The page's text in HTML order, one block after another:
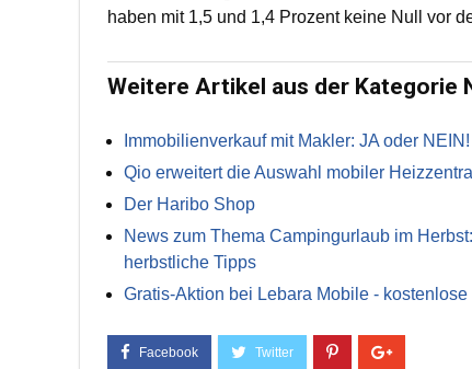
haben mit 1,5 und 1,4 Prozent keine Null vor
Weitere Artikel aus der Kategorie
Immobilienverkauf mit Makler: JA oder NEIN!
Qio erweitert die Auswahl mobiler
Der Haribo Shop
News zum Thema Campingurlaub im
herbstliche Tipps
Gratis-Aktion bei Lebara Mobile -